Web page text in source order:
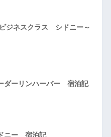
ビジネスクラス シドニー～
ダーリンハーバー 宿泊記
ニー 宿泊記